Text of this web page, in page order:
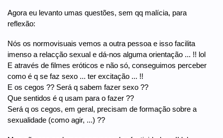
Agora eu levanto umas questões, sem qq malícia, para
reflexão:
Nós os normovisuais vemos a outra pessoa e isso facilita
imenso a relacção sexual e dá-nos alguma orientação ... !! lol
E através de filmes eróticos e não só, conseguimos perceber
como é q se faz sexo ... ter excitação ... !!
E os cegos ?? Será q sabem fazer sexo ??
Que sentidos é q usam para o fazer ??
Será q os cegos, em geral, precisam de formação sobre a
sexualidade (como agir, ...) ??